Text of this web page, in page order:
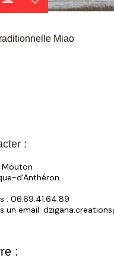
Miao
:
Mouton
d'Anthéron
: 06.69.41.64.89
un email:
: